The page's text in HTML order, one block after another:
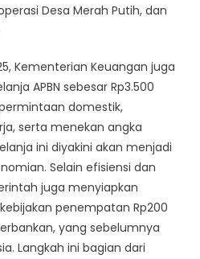
Desa Merah Putih, dan
Kementerian Keuangan juga
APBN sebesar Rp3.500
domestik,
serta menekan angka
ini diyakini akan menjadi
Selain efisiensi dan
juga menyiapkan
penempatan Rp200
yang sebelumnya
Langkah ini bagian dari